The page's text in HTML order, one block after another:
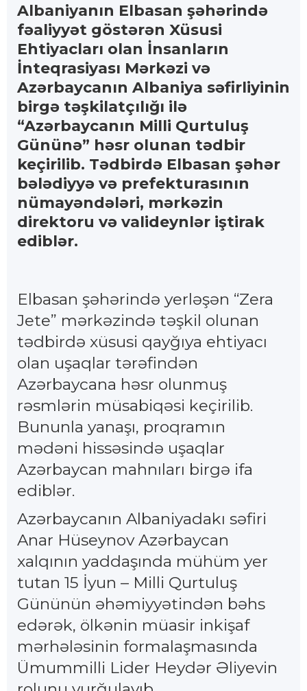
Albaniyanın Elbasan şəhərində
fəaliyyət göstərən Xüsusi
Ehtiyacları olan İnsanların
İnteqrasiyası Mərkəzi və
Azərbaycanın Albaniya səfirliyinin
birgə təşkilatçılığı ilə
“Azərbaycanın Milli Qurtuluş
Gününə” həsr olunan tədbir
keçirilib. Tədbirdə Elbasan şəhər
bələdiyyə və prefekturasının
nümayəndələri, mərkəzin
direktoru və valideynlər iştirak
ediblər.
Elbasan şəhərində yerləşən “Zera
Jete” mərkəzində təşkil olunan
tədbirdə xüsusi qayğıya ehtiyacı
olan uşaqlar tərəfindən
Azərbaycana həsr olunmuş
rəsmlərin müsabiqəsi keçirilib.
Bununla yanaşı, proqramın
mədəni hissəsində uşaqlar
Azərbaycan mahnıları birgə ifa
ediblər.
Azərbaycanın Albaniyadakı səfiri
Anar Hüseynov Azərbaycan
xalqının yaddaşında mühüm yer
tutan 15 İyun – Milli Qurtuluş
Gününün əhəmiyyətindən bəhs
edərək, ölkənin müasir inkişaf
mərhələsinin formalaşmasında
Ümummilli Lider Heydər Əliyevin